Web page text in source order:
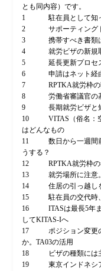
とも同内容）です。
1 駐在員として知っ
2 サポーティングド
3 携帯すべき書類
4 就労ビザの新規取
5 延長更新プロセス
6 申請はネット経由
7 RPTKA就労枠の獲
8 労働省審議官の基
9 長期就労ビザと短
10 VITAS（俗名：空
はどんなもの
11 数日から一週間前
うする？
12 RPTKA就労枠の考
13 就労場所に注意。
14 住居の引っ越しを
15 駐在員の交代時、
16 ITASは最長5年ま
してKITAS-Iへ
17 ポジション変更の
か。TA03の活用
18 ビザの種類には主
19 東京インドネシア